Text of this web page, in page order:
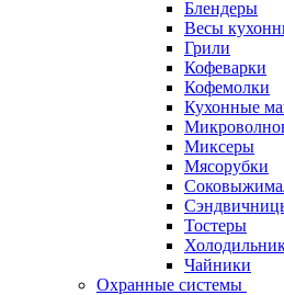
Блендеры
Весы
Грили
Кофеварки
Кофемолки
Кухонные
Миксеры
Мясорубки
Тостеры
Чайники
Охранные системы